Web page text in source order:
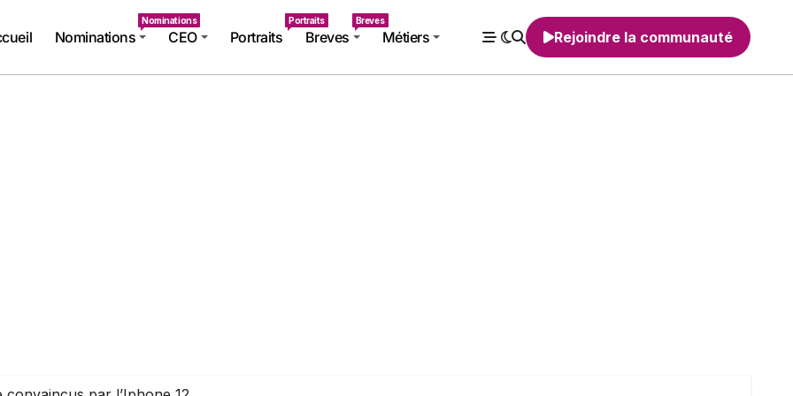
Nominations
Nominations
CEO Portraits
Portraits
Breves
Breves
Métiers Rejoindre la communauté